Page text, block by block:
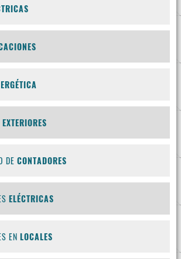
EXTERIORES
DE CONTADORES
ELÉCTRICAS
EN LOCALES